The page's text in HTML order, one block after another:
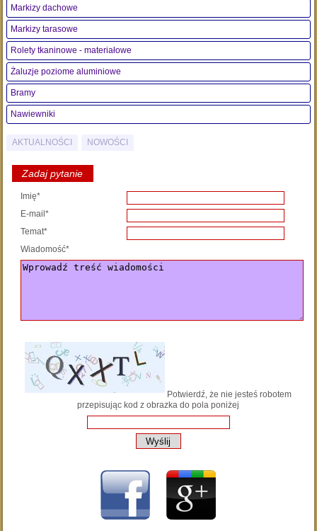
Markizy dachowe
Markizy tarasowe
Rolety tkaninowe - materiałowe
Żaluzje poziome aluminiowe
Bramy
Nawiewniki
AKTUALNOŚCI NOWOŚCI
Zadaj pytanie
Imię*
E-mail*
Temat*
Wiadomość*
Potwierdź, że nie jesteś robotem
przepisując kod z obrazka do pola poniżej